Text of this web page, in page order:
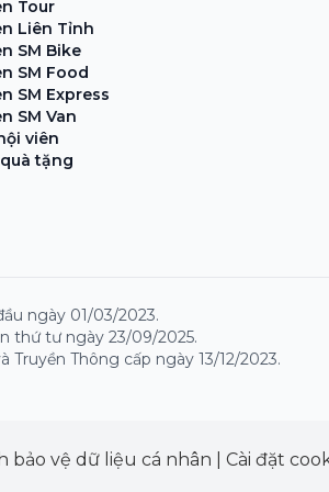
Tour
Liên Tỉnh
SM Bike
SM Food
SM Express
SM Van
viên
tặng
ngày 01/03/2023.
thứ tư ngày 23/09/2025.
Truyền Thông cấp ngày 13/12/2023.
bảo vệ dữ liệu cá nhân Cài đặt